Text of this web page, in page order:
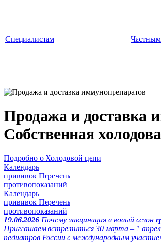
Специалистам
Продажа и доставка
Собственная
Подробно о Холодовой цепи
Календарь
прививок Перечень
противопоказаний
Календарь
прививок Перечень
противопоказаний
19.06.2026 Почему вакцинация в новый сезон
Приглашаем встретиться 30 марта – 1
педиатров России с международным